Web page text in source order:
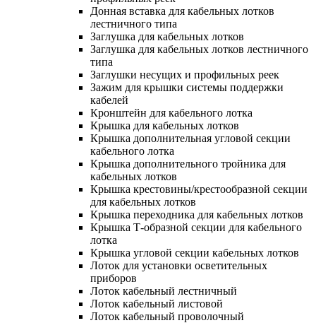
Донная вставка для кабельных лотков
лестничного типа
Заглушка для кабельных лотков
Заглушка для кабельных лотков лестничного
типа
Заглушки несущих и профильных реек
Зажим для крышки системы поддержки
кабелей
Кронштейн для кабельного лотка
Крышка для кабельных лотков
Крышка дополнительная угловой секции
кабельного лотка
Крышка дополнительного тройника для
кабельных лотков
Крышка крестовины/крестообразной секции
для кабельных лотков
Крышка переходника для кабельных лотков
Крышка Т-образной секции для кабельного
лотка
Крышка угловой секции кабельных лотков
Лоток для установки осветительных
приборов
Лоток кабельный лестничный
Лоток кабельный листовой
Лоток кабельный проволочный